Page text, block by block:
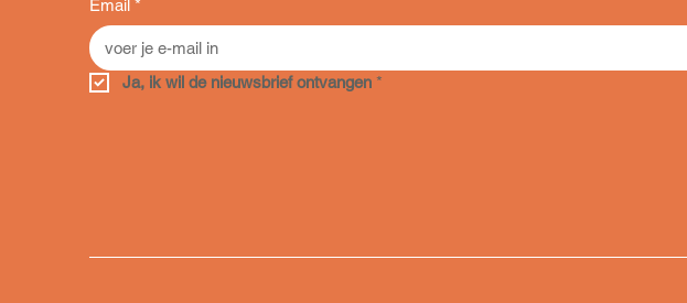
Email *
Ja, ik wil de nieuwsbrief ontvangen *